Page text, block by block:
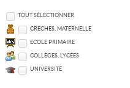
TOUT SÉLECTIONNER
CRÈCHES, MATERNELLE
ECOLE PRIMAIRE
COLLÈGES, LYCÉES
UNIVERSITÉ